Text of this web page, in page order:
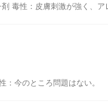
毒性：皮膚刺激が強く、ア
今のところ問題はない。